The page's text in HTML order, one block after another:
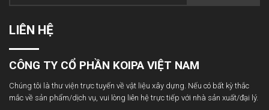
LIÊN HỆ
CÔNG TY CỔ PHẦN KOIPA VIỆT NAM
Chúng tôi là thư viện trực tuyến về vật liệu xây dựng. Nếu có bất kỳ thắc
mắc về sản phẩm/dịch vụ, vui lòng liên hệ trực tiếp với nhà sản xuất/đại lý.